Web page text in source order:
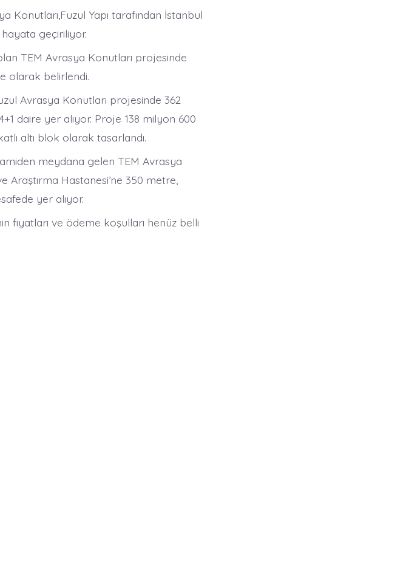
Yapı tarafından İstanbul
hayata geçiriliyor.
TEM Avrasya Konutları projesinde
olarak belirlendi.
Avrasya Konutları projesinde 362
daire yer alıyor. Proje 138 milyon 600
altı blok olarak tasarlandı.
meydana gelen TEM Avrasya
Araştırma Hastanesi’ne 350 metre,
yer alıyor.
fiyatları ve ödeme koşulları henüz belli